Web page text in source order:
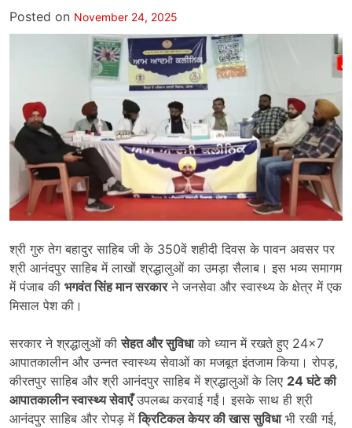
Posted on November 24, 2025
श्री गुरु तेग बहादुर साहिब जी के 350वें शहीदी दिवस के पावन अवसर पर
श्री आनंदपुर साहिब में लाखों श्रद्धालुओं का उमड़ा सैलाब। इस भव्य समागम
में पंजाब की भगवंत सिंह मान सरकारने जनसेवा और स्वास्थ्य के क्षेत्र में एक
मिसाल पेश की।
सरकार ने श्रद्धालुओं कीसेहत और सुविधाको ध्यान में रखते हुए 24×7
आपातकालीन और उन्नत स्वास्थ्य सेवाओं का मजबूत इंतजाम किया। रोपड़,
कीरतपुर साहिब और श्री आनंदपुर साहिब में श्रद्धालुओं के लिए 24घंटे की
आपातकालीन स्वास्थ्य सेवाएँउपलब्ध करवाई गईं। इसके साथ ही श्री
आनंदपुर साहिब और रोपड़ मेंक्रिटिकल केयर की खास सुविधाभी रखी गई,